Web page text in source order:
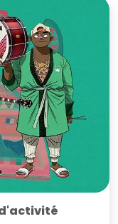
d'activité